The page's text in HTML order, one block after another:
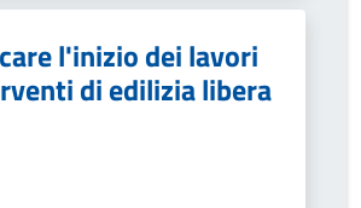
l'inizio dei lavori
di edilizia libera